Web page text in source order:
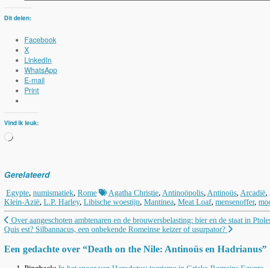
Dit delen:
Facebook
X
LinkedIn
WhatsApp
E-mail
Print
Vind ik leuk:
Aan
Gerelateerd
Egypte, numismatiek, Rome Agatha Christie, Antinoöpolis, Antinoüs, Arcadië,
Klein-Azië, L.P. Harley, Libische woestijn, Mantinea, Meat Loaf, mensenoffer,
Berichtnavigatie
Over aangeschoten ambtenaren en de brouwersbelasting: bier en de staat in
Quis est? Silbannacus, een onbekende Romeinse keizer of usurpator?
Een gedachte over “Death on the Nile: Antinoüs en Hadrianus”